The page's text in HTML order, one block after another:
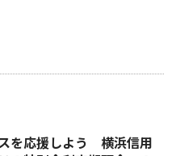
を応援しよう 横浜信用